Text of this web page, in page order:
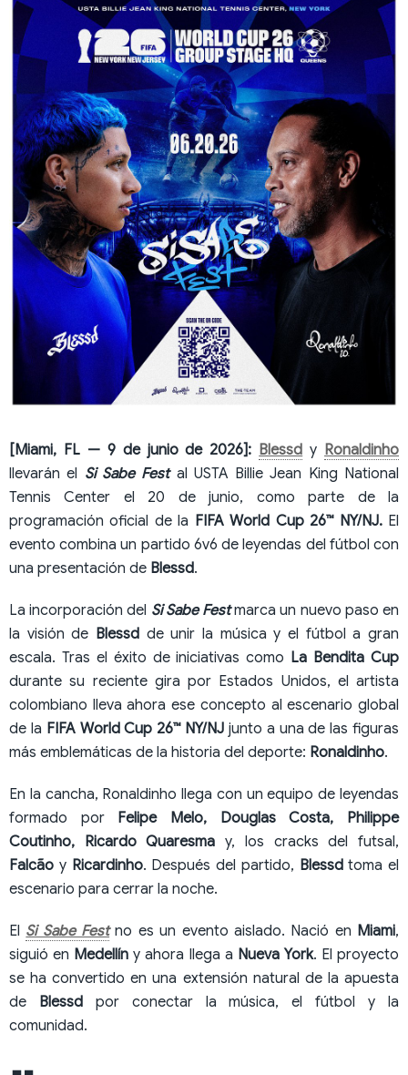
[Miami, FL — 9 de junio de 2026]: Blessd y Ronaldinho
llevarán el Si Sabe Festal USTA Billie Jean King National
Tennis Center el 20 de junio, como parte de la
programación oficial de la FIFA World Cup 26™ NY/NJ.El
evento combina un partido 6v6 de leyendas del fútbol con
una presentación de Blessd.
La incorporación del Si Sabe Festmarca un nuevo paso en
la visión de Blessd de unir la música y el fútbol a gran
escala. Tras el éxito de iniciativas como La Bendita Cup
durante su reciente gira por Estados Unidos, el artista
colombiano lleva ahora ese concepto al escenario global
de la FIFA World Cup 26™ NY/NJ junto a una de las figuras
más emblemáticas de la historia del deporte: Ronaldinho.
En la cancha, Ronaldinho llega con un equipo de leyendas
formado por Felipe Melo, Douglas Costa, Philippe
Coutinho, Ricardo Quaresma y, los cracks del futsal,
Falcão y Ricardinho. Después del partido, Blessdtoma el
escenario para cerrar la noche.
El Si Sabe Festno es un evento aislado. Nació en Miami,
siguió en Medellín y ahora llega a Nueva York. El proyecto
se ha convertido en una extensión natural de la apuesta
de
Blessdpor conectar la música, el fútbol y la
comunidad.